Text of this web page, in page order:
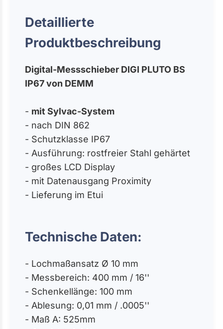
Detaillierte
Produktbeschreibung
Digital-Messschieber DIGI PLUTO BS
IP67 von DEMM
- mit Sylvac-System
- nach DIN 862
- Schutzklasse IP67
- Ausführung: rostfreier Stahl gehärtet
- großes LCD Display
- mit Datenausgang Proximity
- Lieferung im Etui
Technische Daten:
- Lochmaßansatz Ø 10 mm
- Messbereich: 400 mm / 16''
- Schenkellänge: 100 mm
- Ablesung: 0,01 mm / .0005''
- Maß A: 525mm